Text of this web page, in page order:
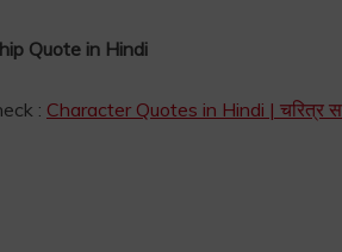
Quote in Hindi
: Character Quotes in Hindi | चरित्र